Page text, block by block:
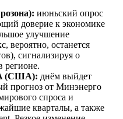
июньский опрос
доверие к экономике
улучшение
вероятно, останется
сигнализируя о
регионе.
(США): днём выйдет
прогноз от Минэнерго
спроса и
кварталы, а также